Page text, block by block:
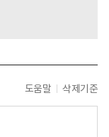
도움말 삭제기준